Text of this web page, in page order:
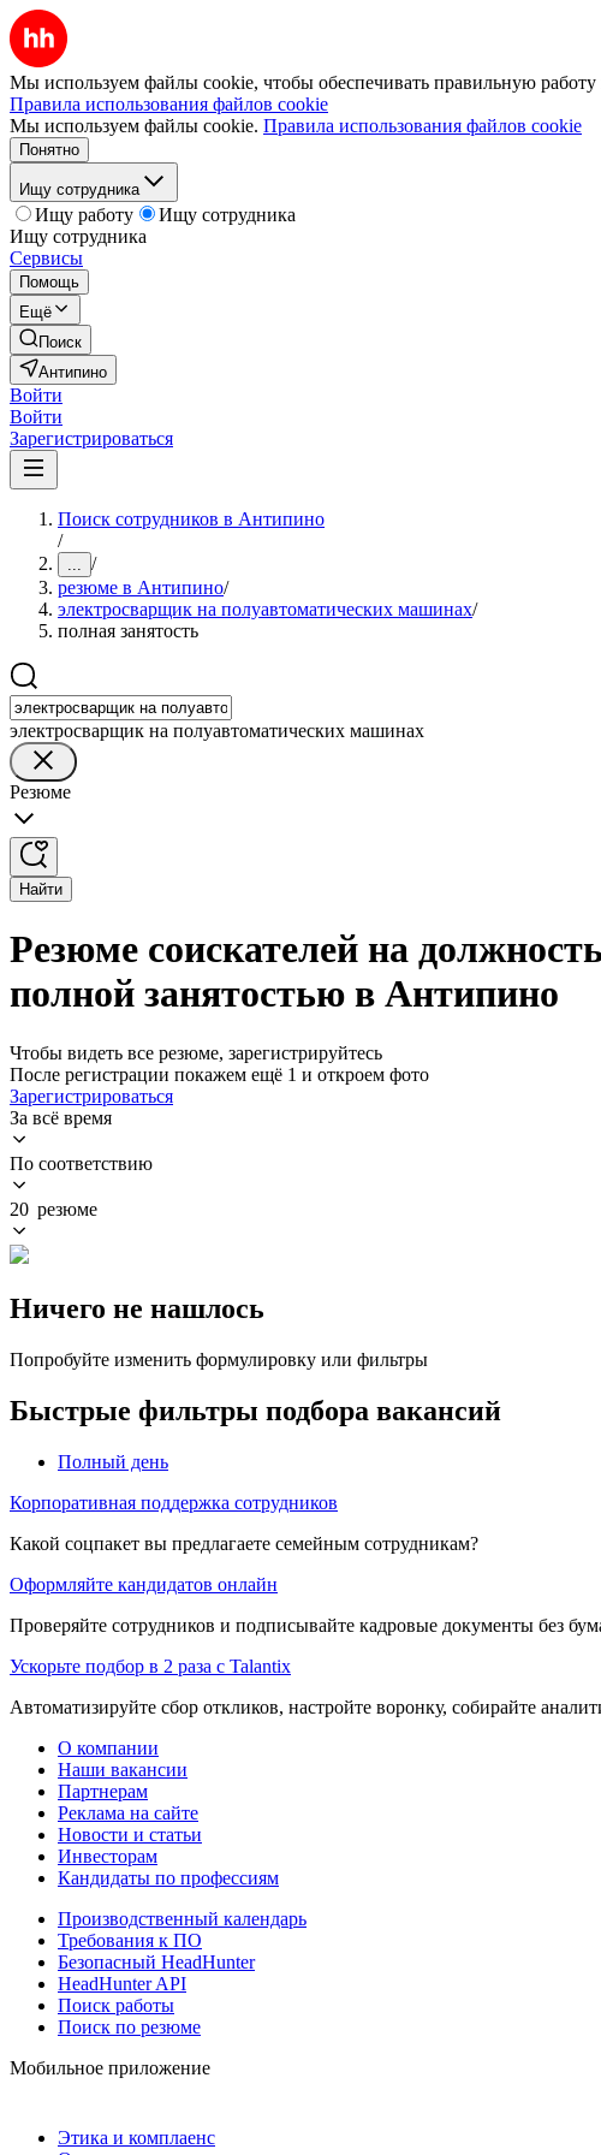
Мы используем файлы cookie, чтобы обеспечивать правильную работу
Правила использования файлов cookie
Мы используем файлы cookie. Правила использования файлов cookie
Понятно
Ищу сотрудника
Ищу работу
Ищу сотрудника
Ищу сотрудника
Сервисы
Помощь
Ещё
Поиск
Антипино
Войти
Войти
Зарегистрироваться
Поиск сотрудников в Антипино
/
... /
резюме в Антипино/
электросварщик на полуавтоматических машинах/
полная занятость
электросварщик на полуавтоматических машинах
Резюме
Найти
Резюме соискателей на
полной занятостью в Антипино
Чтобы видеть все резюме, зарегистрируйтесь
После регистрации покажем ещё 1 и откроем фото
Зарегистрироваться
За всё время
По соответствию
20 резюме
Ничего не нашлось
Попробуйте изменить формулировку или фильтры
Быстрые фильтры подбора вакансий
Полный день
Корпоративная поддержка сотрудников
Какой соцпакет вы предлагаете семейным сотрудникам?
Оформляйте кандидатов онлайн
Проверяйте сотрудников и подписывайте кадровые документы без
Ускорьте подбор в 2 раза с Talantix
Автоматизируйте сбор откликов, настройте воронку, собирайте
О компании
Наши вакансии
Партнерам
Реклама на сайте
Новости и статьи
Инвесторам
Кандидаты по профессиям
Производственный календарь
Требования к ПО
Безопасный HeadHunter
HeadHunter API
Поиск работы
Поиск по резюме
Мобильное приложение
Этика и комплаенс